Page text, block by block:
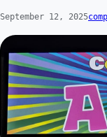
September 12, 2025